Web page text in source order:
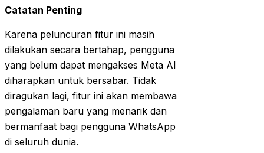
Catatan Penting
Karena peluncuran fitur ini masih
dilakukan secara bertahap, pengguna
yang belum dapat mengakses Meta AI
diharapkan untuk bersabar. Tidak
diragukan lagi, fitur ini akan membawa
pengalaman baru yang menarik dan
bermanfaat bagi pengguna WhatsApp
di seluruh dunia.